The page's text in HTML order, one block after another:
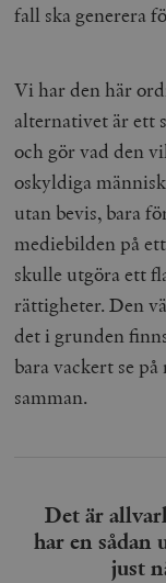
fall ska generera
Vi har den här
alternativet är ett
och gör vad den
oskyldiga
utan bevis, bara
mediebilden på
skulle utgöra ett
rättigheter. Den
det i grunden
bara vackert se
samman.
Det är
har en sådan
just